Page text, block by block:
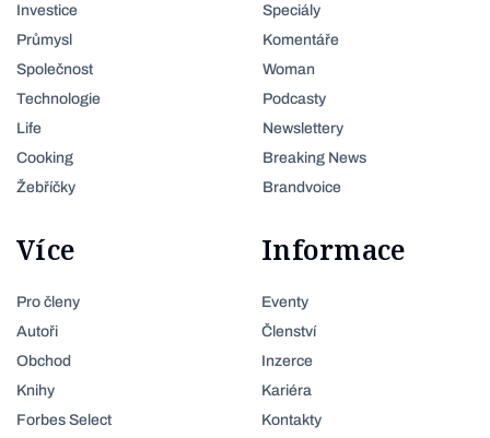
Investice
Průmysl
Společnost
Technologie
Life
Cooking
Žebříčky
Speciály
Komentáře
Woman
Podcasty
Newslettery
Breaking News
Brandvoice
Více
Pro členy
Autoři
Obchod
Knihy
Forbes Select
Informace
Eventy
Členství
Inzerce
Kariéra
Kontakty